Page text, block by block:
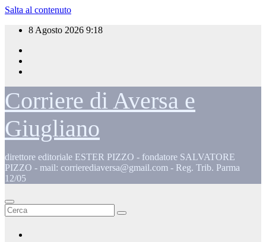
Salta al contenuto
8 Agosto 2026 9:18
Corriere di Aversa e
Giugliano
direttore editoriale ESTER PIZZO - fondatore SALVATORE
PIZZO - mail: corrierediaversa@gmail.com - Reg. Trib. Parma
12/05